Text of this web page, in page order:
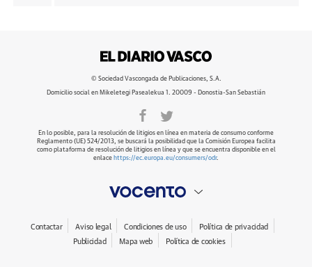
© Sociedad Vascongada de Publicaciones, S.A.
Domicilio social en Mikeletegi Pasealekua 1. 20009 - Donostia-San Sebastián
En lo posible, para la resolución de litigios en línea en materia de consumo conforme
Reglamento (UE) 524/2013, se buscará la posibilidad que la Comisión Europea facilita
como plataforma de resolución de litigios en línea y que se encuentra disponible en el
enlace https://ec.europa.eu/consumers/odr.
Contactar Aviso legal Condiciones de uso
Política de privacidad
Publicidad
Mapa web Política de cookies